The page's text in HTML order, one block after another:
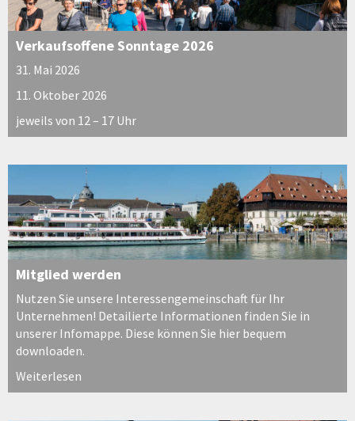
Verkaufsoffene Sonntage 2026
31. Mai 2026
11. Oktober 2026
jeweils von 12 – 17 Uhr
Mitglied werden
Nutzen Sie unsere Interessengemeinschaft für Ihr
Unternehmen! Detailierte Informationen finden Sie in
unserer Infomappe. Diese können Sie hier bequem
downloaden.
Weiterlesen